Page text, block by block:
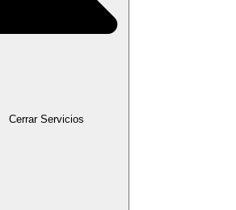
Cerrar Servicios